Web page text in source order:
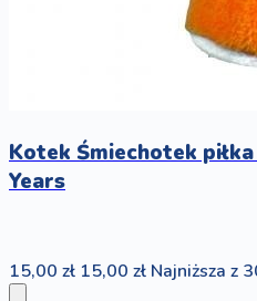
Kotek Śmiechotek
Years
15,00 zł 15,00 zł Najniższa z